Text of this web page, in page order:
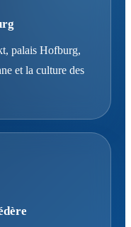
palais Hofburg,
et la culture des